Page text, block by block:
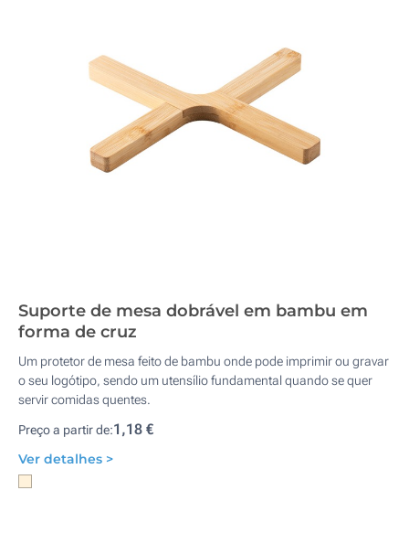
Suporte de mesa dobrável em bambu em
forma de cruz
Um protetor de mesa feito de bambu onde pode imprimir ou gravar
o seu logótipo, sendo um utensílio fundamental quando se quer
servir comidas quentes.
Preço a partir de:1,18 €
Ver detalhes >